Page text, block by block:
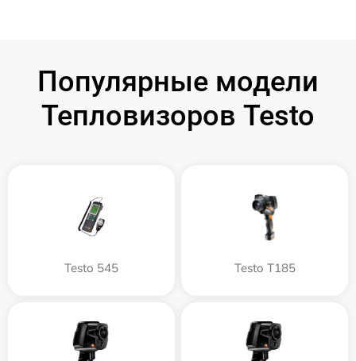
Популярные модели
Тепловизоров Testo
Testo 545 Testo T185